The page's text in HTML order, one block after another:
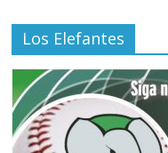
Los Elefantes